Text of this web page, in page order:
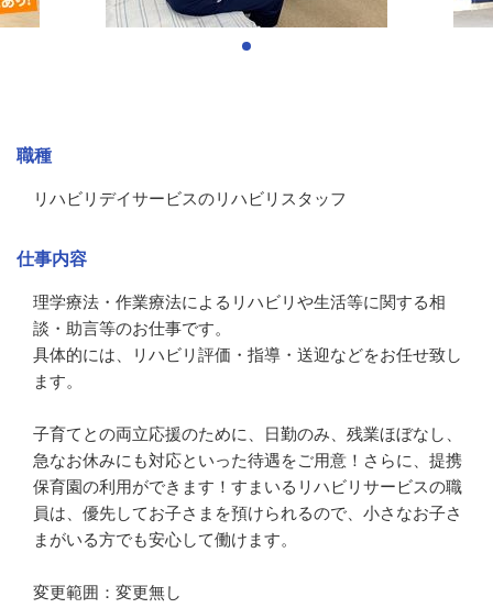
職種
リハビリデイサービスのリハビリスタッフ
仕事内容
理学療法・作業療法によるリハビリや生活等に関する相
談・助言等のお仕事です。
具体的には、リハビリ評価・指導・送迎などをお任せ致し
ます。
子育てとの両立応援のために、日勤のみ、残業ほぼなし、
急なお休みにも対応といった待遇をご用意！さらに、提携
保育園の利用ができます！すまいるリハビリサービスの職
員は、優先してお子さまを預けられるので、小さなお子さ
まがいる方でも安心して働けます。
変更範囲：変更無し